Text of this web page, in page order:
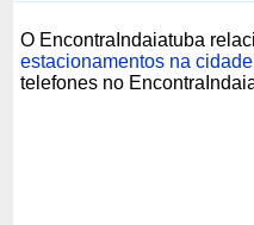
O EncontraIndaiatuba
estacionamentos na
telefones no